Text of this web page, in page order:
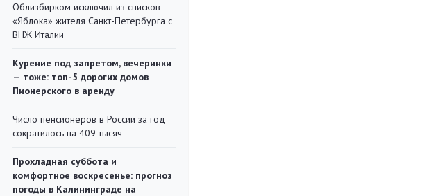
Облизбирком исключил из списков
«Яблока» жителя Санкт-Петербурга с
ВНЖ Италии
Курение под запретом, вечеринки
— тоже: топ-5 дорогих домов
Пионерского в аренду
Число пенсионеров в России за год
сократилось на 409 тысяч
Прохладная суббота и
комфортное воскресенье: прогноз
погоды в Калининграде на